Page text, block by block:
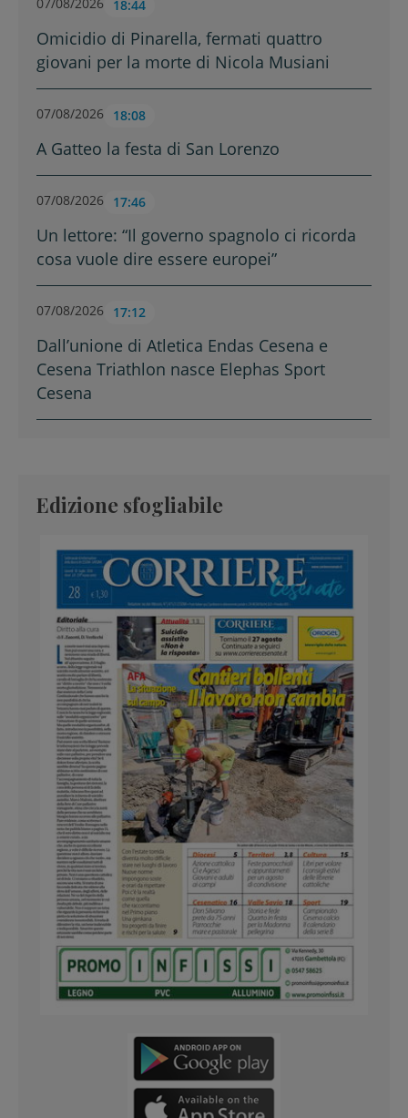
18:44
Omicidio di Pinarella, fermati quattro
giovani per la morte di Nicola Musiani
07/08/2026 18:08
A Gatteo la festa di San Lorenzo
07/08/2026 17:46
Un lettore: “Il governo spagnolo ci ricorda
cosa vuole dire essere europei”
07/08/2026 17:12
Dall’unione di Atletica Endas Cesena e
Cesena Triathlon nasce Elephas Sport
Cesena
Edizione sfogliabile